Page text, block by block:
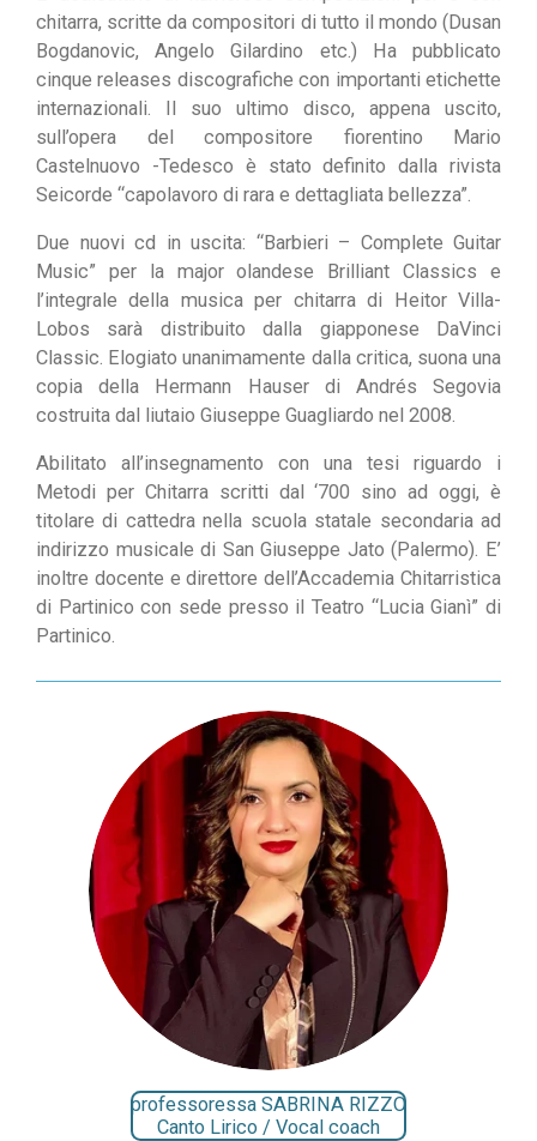
chitarra, scritte da compositori di tutto il mondo (Dusan
Bogdanovic, Angelo Gilardino etc.) Ha pubblicato
cinque releases discografiche con importanti etichette
internazionali. Il suo ultimo disco, appena uscito,
sull’opera del compositore fiorentino Mario
Castelnuovo -Tedesco è stato definito dalla rivista
Seicorde “capolavoro di rara e dettagliata bellezza”.
Due nuovi cd in uscita: “Barbieri – Complete Guitar
Music” per la major olandese Brilliant Classics e
l’integrale della musica per chitarra di Heitor Villa-
Lobos sarà distribuito dalla giapponese DaVinci
Classic. Elogiato unanimamente dalla critica, suona una
copia della Hermann Hauser di Andrés Segovia
costruita dal liutaio Giuseppe Guagliardo nel 2008.
Abilitato all’insegnamento con una tesi riguardo i
Metodi per Chitarra scritti dal ‘700 sino ad oggi, è
titolare di cattedra nella scuola statale secondaria ad
indirizzo musicale di San Giuseppe Jato (Palermo). E’
inoltre docente e direttore dell’Accademia Chitarristica
di Partinico con sede presso il Teatro “Lucia Gianì” di
Partinico.
professoressa SABRINA RIZZO
Canto Lirico / Vocal coach